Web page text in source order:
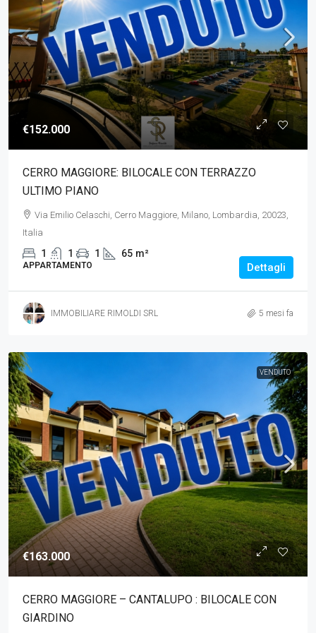
€152.000
CERRO MAGGIORE: BILOCALE CON TERRAZZO
ULTIMO PIANO
Via Emilio Celaschi, Cerro Maggiore, Milano, Lombardia, 20023,
Italia
1 1 1 65 m²
APPARTAMENTO Dettagli
IMMOBILIARE RIMOLDI SRL 5 mesi fa
VENDUTO
€163.000
CERRO MAGGIORE – CANTALUPO : BILOCALE CON
GIARDINO